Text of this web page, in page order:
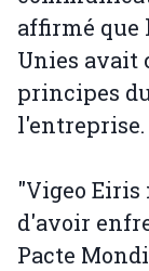
affirmé que
Unies avait
principes
l'entreprise.
"Vigeo Eiris
d'avoir
Pacte